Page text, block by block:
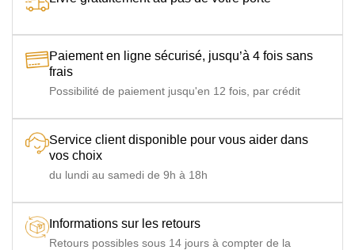
Paiement en ligne sécurisé, jusqu’à 4 fois sans
frais
Possibilité de paiement jusqu'en 12 fois, par crédit
Service client disponible pour vous aider dans
vos choix
du lundi au samedi de 9h à 18h
Informations sur les retours
Retours possibles sous 14 jours à compter de la